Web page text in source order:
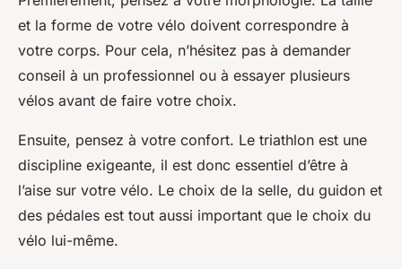
et la forme de votre vélo doivent correspondre à
votre corps. Pour cela, n’hésitez pas à demander
conseil à un professionnel ou à essayer plusieurs
vélos avant de faire votre choix.
Ensuite, pensez à votre confort. Le triathlon est une
discipline exigeante, il est donc essentiel d’être à
l’aise sur votre vélo. Le choix de la selle, du guidon et
des pédales est tout aussi important que le choix du
vélo lui-même.